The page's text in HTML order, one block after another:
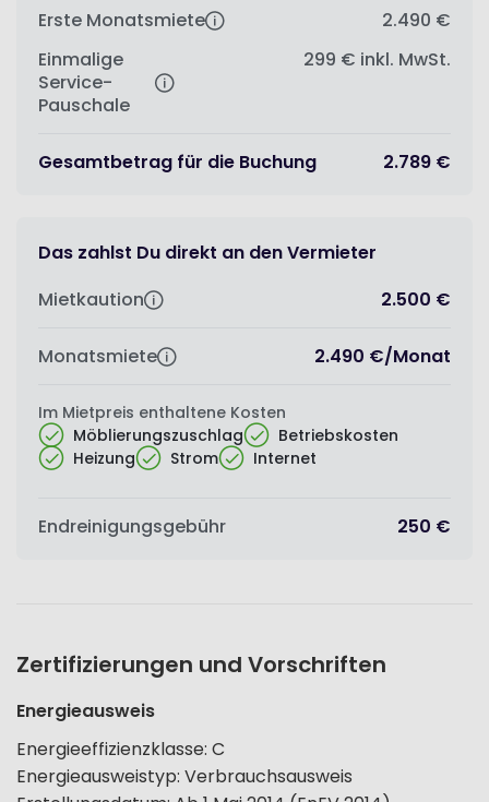
Erste Monatsmiete
2.490 €
Einmalige
Service-
Pauschale
299 € inkl. MwSt.
Gesamtbetrag für die Buchung 2.789 €
Das zahlst Du direkt an den Vermieter
Mietkaution
2.500 €
Monatsmiete 2.490 €/Monat
Im Mietpreis enthaltene Kosten
Möblierungszuschlag
Betriebskosten
Heizung
Strom Internet
Endreinigungsgebühr 250 €
Zertifizierungen und Vorschriften
Energieausweis
Energieeffizienzklasse: C
Energieausweistyp: Verbrauchsausweis